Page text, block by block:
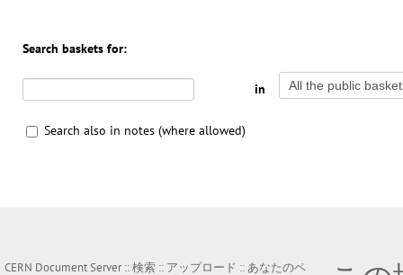
Search baskets for:
in
Search also in notes (where allowed)
CERN Document Server ::検索 :: アップロード ::あなたのペ